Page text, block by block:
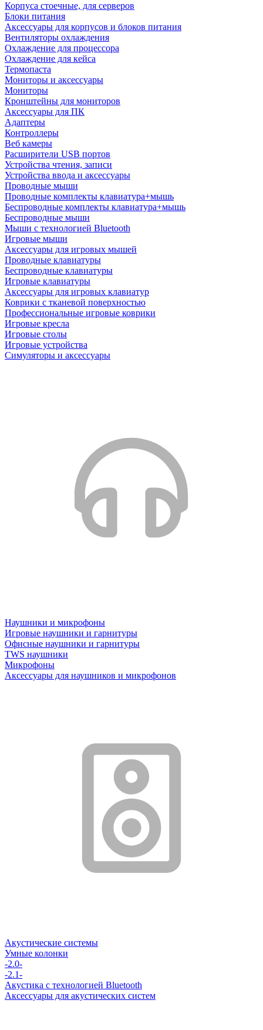
Корпуса стоечные, для серверов
Блоки питания
Аксессуары для корпусов и блоков питания
Вентиляторы охлаждения
Охлаждение для процессора
Охлаждение для кейса
Термопаста
Мониторы и аксессуары
Мониторы
Кронштейны для мониторов
Аксессуары для ПК
Адаптеры
Контроллеры
Веб камеры
Расширители USB портов
Устройства чтения, записи
Устройства ввода и аксессуары
Проводные мыши
Проводные комплекты клавиатура+мышь
Беспроводные комплекты клавиатура+мышь
Беспроводные мыши
Мыши с технологией Bluetooth
Игровые мыши
Аксессуары для игровых мышей
Проводные клавиатуры
Беспроводные клавиатуры
Игровые клавиатуры
Аксессуары для игровых клавиатур
Коврики с тканевой поверхностью
Профессиональные игровые коврики
Игровые кресла
Игровые столы
Игровые устройства
Симуляторы и аксессуары
Наушники и микрофоны
Игровые наушники и гарнитуры
Офисные наушники и гарнитуры
TWS наушники
Микрофоны
Аксессуары для наушников и микрофонов
Акустические системы
Умные колонки
-2.0-
-2.1-
Акустика с технологией Bluetooth
Аксессуары для акустических систем